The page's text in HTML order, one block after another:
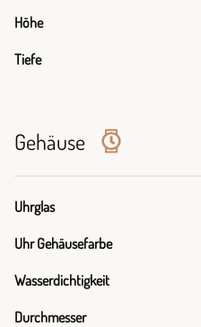
Höhe
Tiefe
Gehäuse
Uhrglas
Uhr Gehäusefarbe
Wasserdichtigkeit
Durchmesser